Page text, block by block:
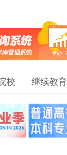
校 继续教育